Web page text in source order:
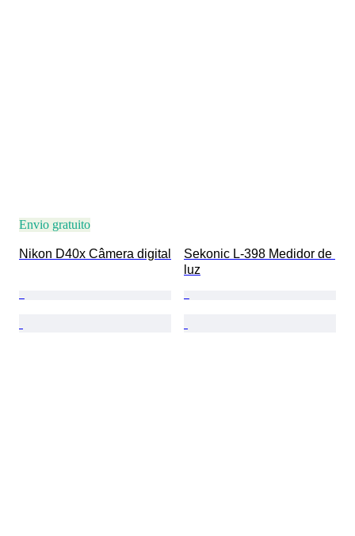
Envio gratuito
Nikon D40x Câmera digital
Sekonic L-398 Medidor de
luz